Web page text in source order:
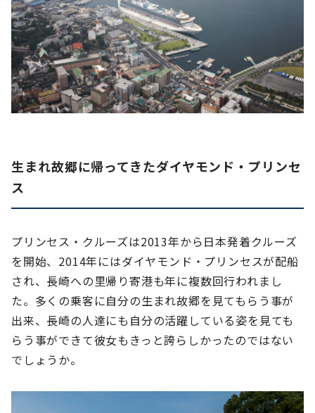
生まれ故郷に帰ってきたダイヤモンド・プリンセ
ス
プリンセス・クルーズは2013年から日本発着クルーズ
を開始、2014年にはダイヤモンド・プリンセスが配船
され、長崎への里帰り寄港も年に複数回行われまし
た。多くの乗客に自分の生まれ故郷を見てもらう事が
出来、長崎の人達にも自分の活躍している姿を見ても
らう事ができて彼女もきっと誇らしかったのではない
でしょうか。